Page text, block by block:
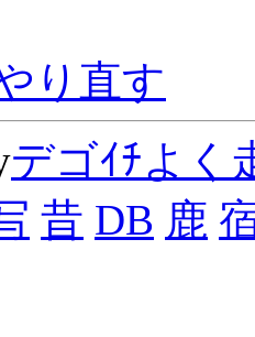
り直す
デゴｲﾁよく
昔 DB 鹿